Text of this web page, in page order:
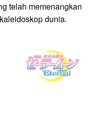
telah memenangkan
dunia.